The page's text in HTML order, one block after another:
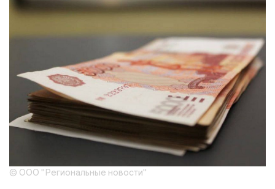
© ООО "Региональные новости"